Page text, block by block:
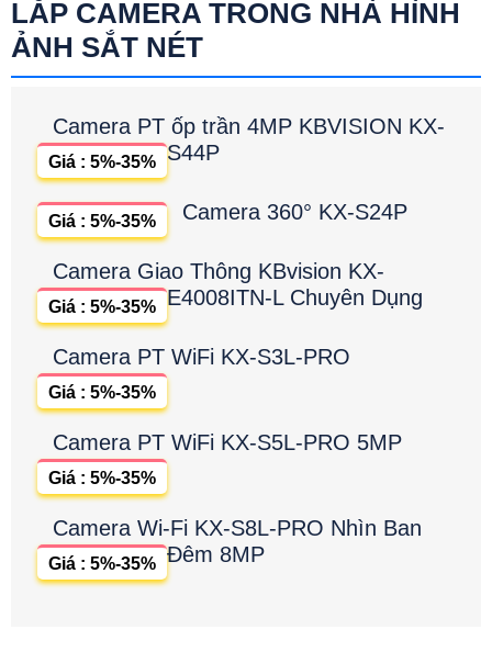
LẮP CAMERA TRONG NHÀ HÌNH
ẢNH SẮT NÉT
Camera PT ốp trần 4MP KBVISION KX-
S44P
Giá : 5%-35%
Camera 360° KX-S24P
Giá : 5%-35%
Camera Giao Thông KBvision KX-
E4008ITN-L Chuyên Dụng
Giá : 5%-35%
Camera PT WiFi KX-S3L-PRO
Giá : 5%-35%
Camera PT WiFi KX-S5L-PRO 5MP
Giá : 5%-35%
Camera Wi-Fi KX-S8L-PRO Nhìn Ban
Đêm 8MP
Giá : 5%-35%